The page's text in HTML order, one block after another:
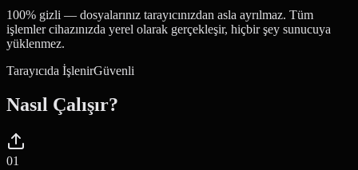
100% gizli — dosyalarınız tarayıcınızdan asla ayrılmaz. Tüm
işlemler cihazınızda yerel olarak gerçekleşir, hiçbir şey sunucuya
yüklenmez.
Tarayıcıda İşlenirGüvenli
Nasıl Çalışır?
01